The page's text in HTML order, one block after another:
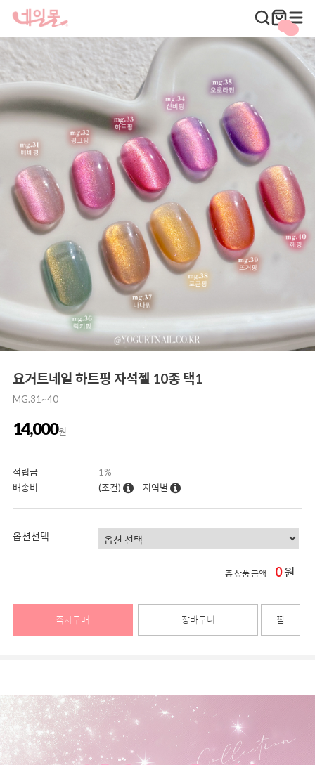
요거트네일 하트핑 자석젤 10종 택1
MG.31~40
14,000원
적립금
1%
배송비
(조건) 지역별
옵션선택
총 상품 금액 0원
즉시구매 장바구니 찜